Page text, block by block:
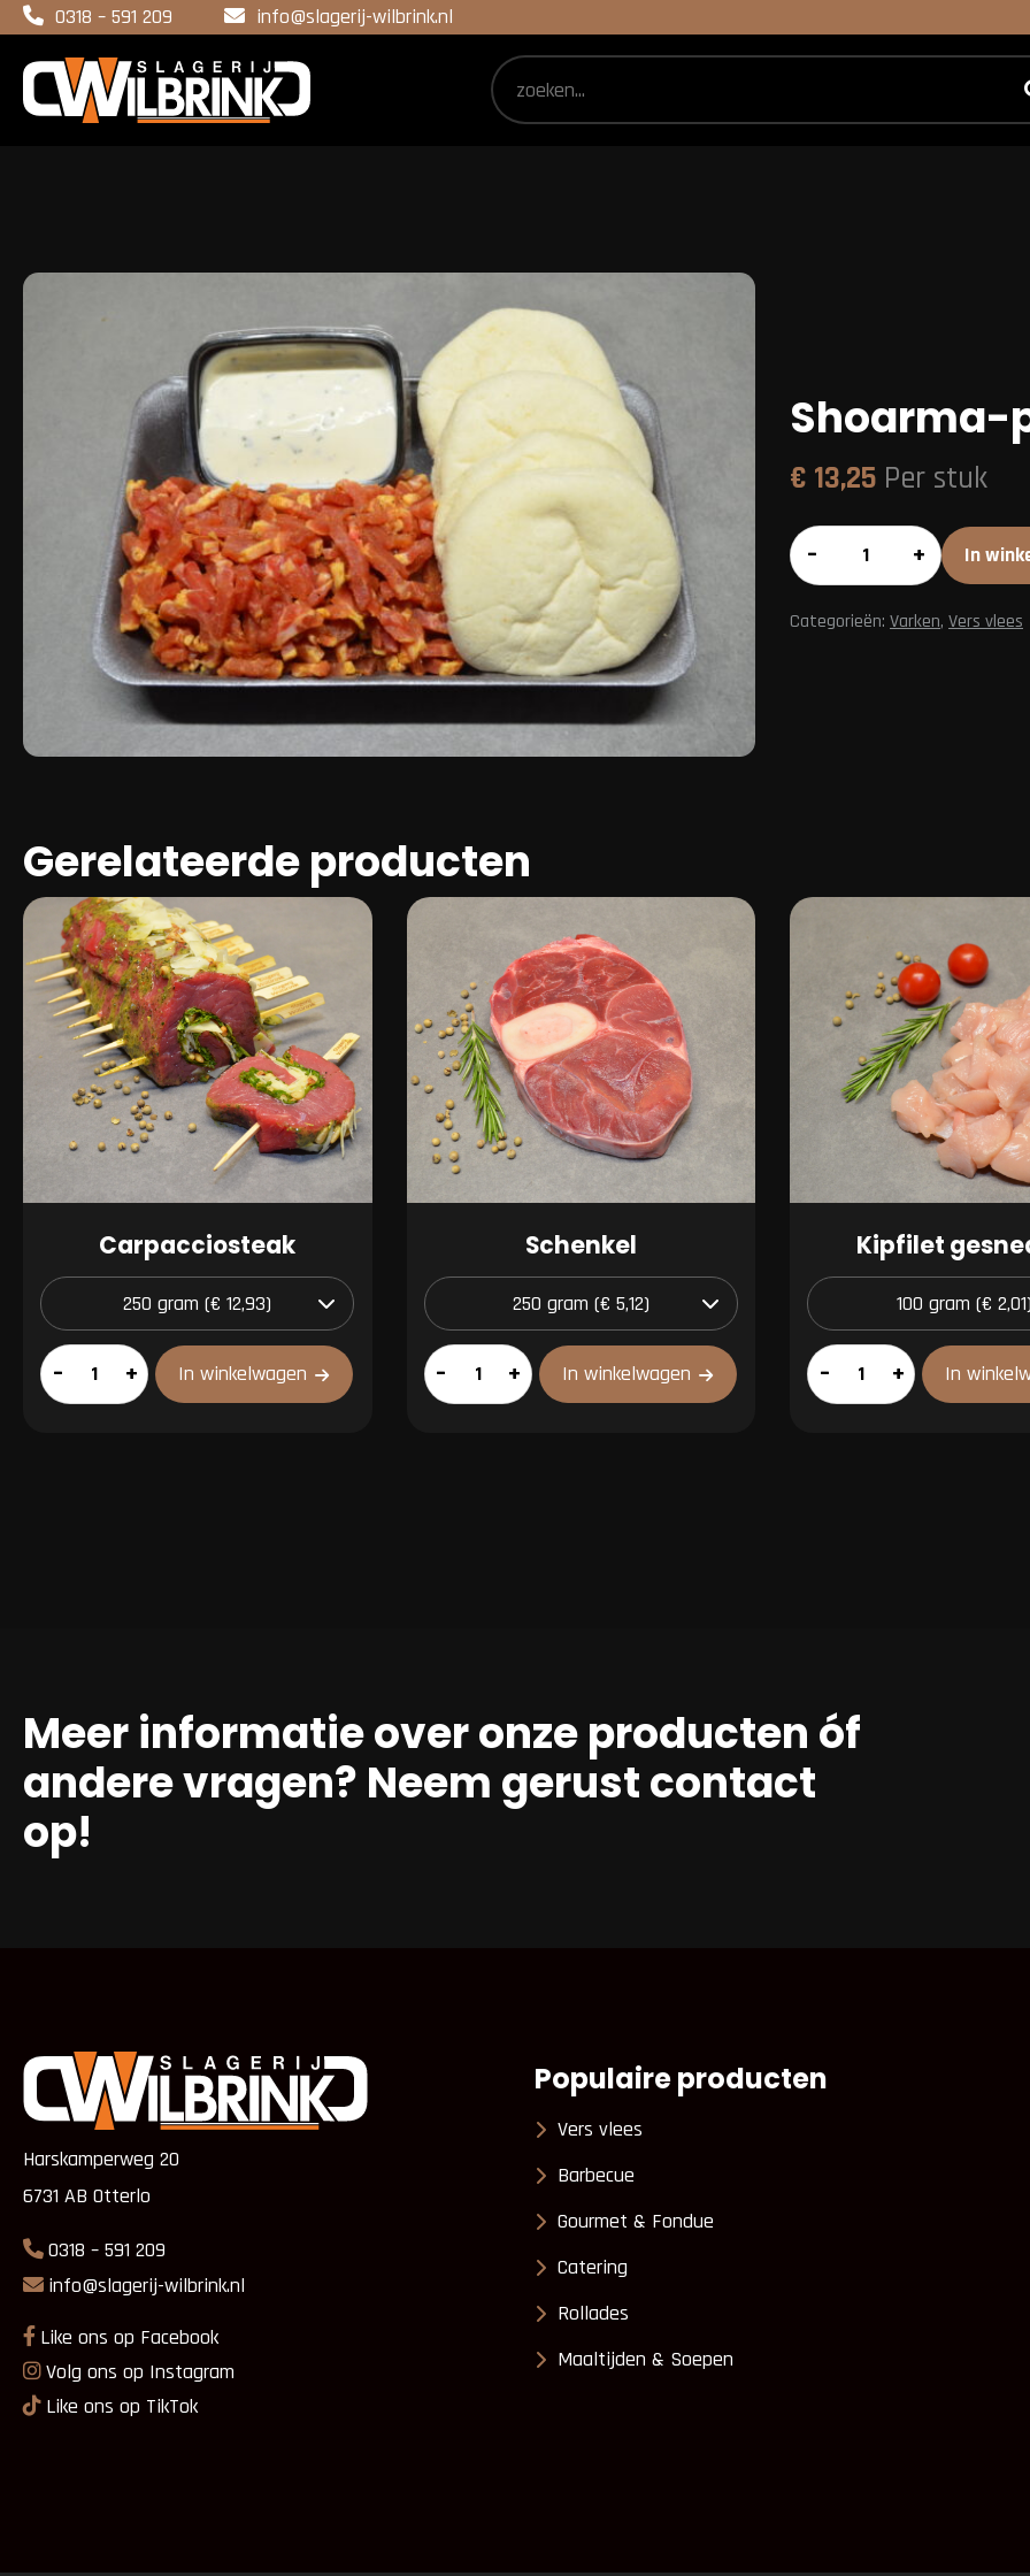
0318 – 591 209 info@slagerij-wilbrink.nl
Shoarma-
€ 13,25 Per stuk
Shoarma-
pakket
aantal
– + In
Categorieën: Varken, Vers vlees
Gerelateerde producten
Carpacciosteak
Carpacciosteak
aantal
– + In winkelwagen
Schenkel
Schenkel
aantal
– + In winkelwagen
Kipfilet
Kipfilet
gesneden
– + In
Meer informatie over onze producten óf
andere vragen? Neem gerust contact
op!
Harskamperweg 20
6731 AB Otterlo
0318 – 591 209
info@slagerij-wilbrink.nl
Like ons op Facebook
Volg ons op Instagram
Like ons op TikTok
Populaire producten
Vers vlees
Barbecue
Gourmet & Fondue
Catering
Rollades
Maaltijden & Soepen